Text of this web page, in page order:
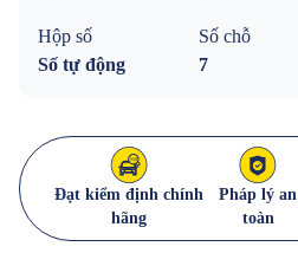
Hộp số
Số tự động
Số chỗ
7
Đạt kiểm định chính
hãng
Pháp lý an
toàn